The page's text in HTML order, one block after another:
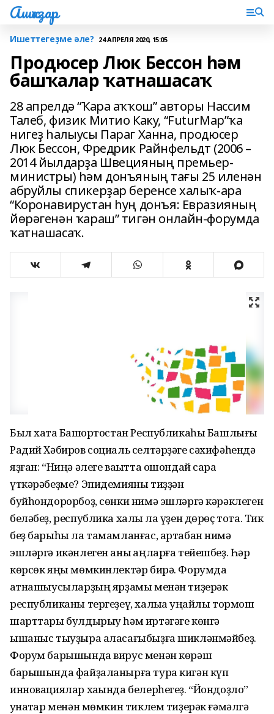
Ашҡаҙар
Ишеттегеҙме әле? 24 АПРЕЛЯ 2020, 15:05
Продюсер Люк Бессон һәм
башҡалар ҡатнашасаҡ
28 апрелдә “Ҡара аҡҡош” авторы Нассим
Талеб, физик Митио Каку, “FuturMap”ҡа
нигеҙ һалыусы Параг Ханна, продюсер
Люк Бессон, Фредрик Райнфельдт (2006 –
2014 йылдарҙа Швецияның премьер-
министры) һәм донъяның тағы 25 иленән
абруйлы спикерҙар беренсе халыҡ-ара
“Коронавирустан һуң донъя: Евразияның
йөрәгенән ҡараш” тигән онлайн-форумда
ҡатнашасаҡ.
Был хаҡта Башҡортостан Республикаһы Башлығы
Радий Хәбиров социаль селтәрҙәге сәхифәһендә
яҙған: “Ниңә әлеге ваҡытта ошондай сара
үткәрәбеҙме? Эпидемияны тиҙҙән
буйһондорорбоҙ, сөнки нимә эшләргә кәрәклеген
беләбеҙ, республика халҡы ла үҙен дөрөҫ тота. Тик
беҙ барыһы ла тамамланғас, артабан нимә
эшләргә икәнлеген аныҡ аңларға тейешбеҙ. Һәр
көрсөк яңы мөмкинлектәр бирә. Форумда
ҡатнашыусыларҙың ярҙамы менән тиҙерәк
республиканы тергеҙеү, халыҡҡа уңайлы тормош
шарттары булдырыу һәм иртәгәге көнгә
ышаныс тыуҙыра аласағыбыҙға шикләнмәйбеҙ.
Форум барышында вирус менән көрәш
барышында файҙаланырға тура кигән күп
инновациялар хаҡында белерһегеҙ. “Йондоҙло”
ҡунаҡтар менән мөмкин тиклем тиҙерәк ғәмәлгә